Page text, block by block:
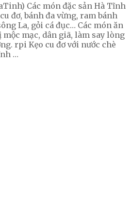
Các món đặc sản Hà Tĩnh
đơ, bánh đa vừng, ram bánh
La, gỏi cá đục… Các món ăn
mạc, dân giã, làm say lòng
rpi Kẹo cu đơ với nước chè
…